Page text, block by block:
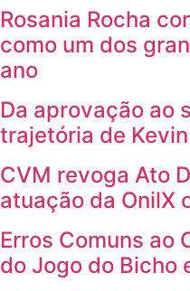
Rosania Rocha
como um dos
ano
Da aprovação ao
trajetória de
CVM revoga Ato
atuação da OnilX
Erros Comuns ao
do Jogo do Bicho